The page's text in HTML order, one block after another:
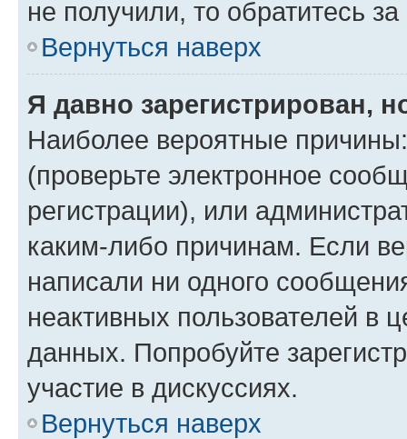
не получили, то обратитесь
Вернуться наверх
Я давно зарегистрирован,
Наиболее вероятные
(проверьте электронное
регистрации), или
каким-либо причинам. Если
написали ни одного
неактивных пользователей в
данных. Попробуйте
участие в дискуссиях.
Вернуться наверх